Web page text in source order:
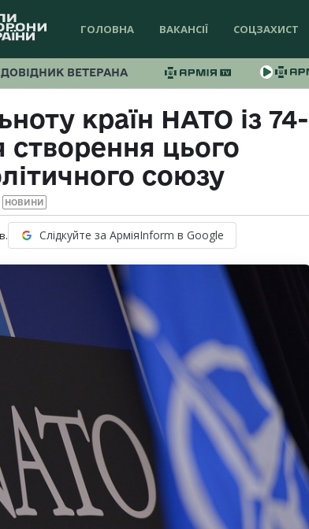
ГОЛОВНА ВАКАНСІЇ СОЦЗАХИСТ
ДОВІДНИК ВЕТЕРАНА
країн НАТО із 74-
створення цього
союзу
НОВИНИ
Слідкуйте за АрміяInform в Google